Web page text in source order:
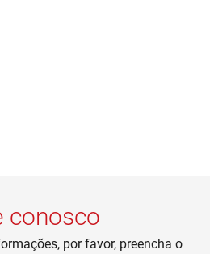
conosco
por favor, preencha o